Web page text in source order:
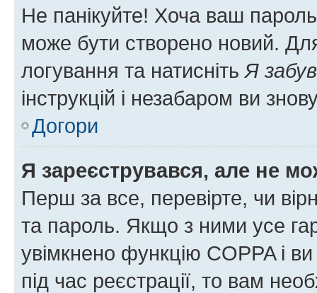
Не панікуйте! Хоча ваш
може бути створено новий.
логування та натисніть Я
інструкцій і незабаром ви
Догори
Я зареєструвався, але не
Перш за все, перевірте, чи
та пароль. Якщо з ними усе
увімкнено функцію COPPA і
під час реєстрації, то вам